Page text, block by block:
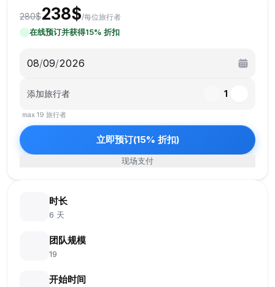
280$238$/每位旅行者
在线预订并获得15% 折扣
08/09/2026
添加旅行者 1
max 19 旅行者
立即预订(15% 折扣)
现场支付
时长
6 天
团队规模
19
开始时间